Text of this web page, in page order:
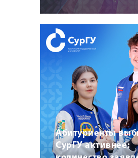
Абитуриенты
СурГУ активнее: